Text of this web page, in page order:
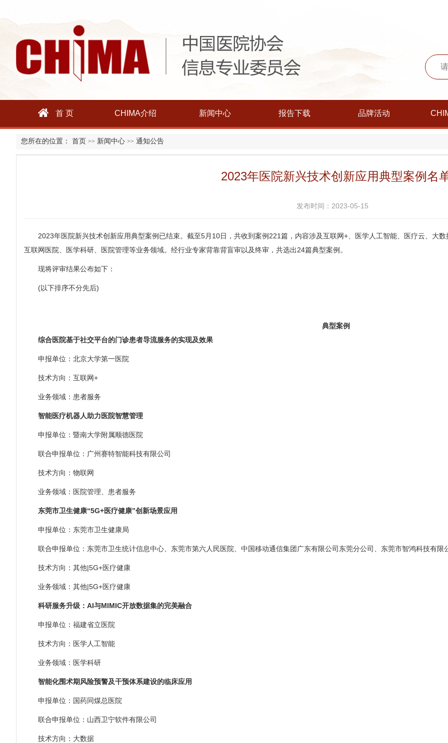
首 页 CHIMA介绍 新闻中心 报告下载 品牌活动
您所在的位置： 首页 >> 新闻中心 >> 通知公告
2023年医院新兴技术创新应用典型案例名
发布时间：2023-05-15
2023年医院新兴技术创新应用典型案例已结束。截至5月10日，共收到案例221篇，内容涉及互联网+、医学人工智能、医疗云、大
互联网医院、医学科研、医院管理等业务领域。经行业专家背靠背盲审以及终审，共选出24篇典型案例。
现将评审结果公布如下：
(以下排序不分先后)
典型案例
综合医院基于社交平台的门诊患者导流服务的实现及效果
申报单位：北京大学第一医院
技术方向：互联网+
业务领域：患者服务
智能医疗机器人助力医院智慧管理
申报单位：暨南大学附属顺德医院
联合申报单位：广州赛特智能科技有限公司
技术方向：物联网
业务领域：医院管理、患者服务
东莞市卫生健康“5G+医疗健康”创新场景应用
申报单位：东莞市卫生健康局
联合申报单位：东莞市卫生统计信息中心、东莞市第六人民医院、中国移动通信集团广东有限公司东莞分公司、东莞市智鸿科技有限
技术方向：其他|5G+医疗健康
业务领域：其他|5G+医疗健康
科研服务升级：AI与MIMIC开放数据集的完美融合
申报单位：福建省立医院
技术方向：医学人工智能
业务领域：医学科研
智能化围术期风险预警及干预体系建设的临床应用
申报单位：国药同煤总医院
联合申报单位：山西卫宁软件有限公司
技术方向：大数据